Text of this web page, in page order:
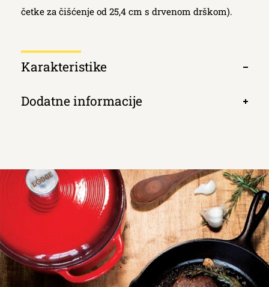
četke za čišćenje od 25,4 cm s drvenom drškom).
Κarakteristike
Otvori
Dodatne informacije
Otvori